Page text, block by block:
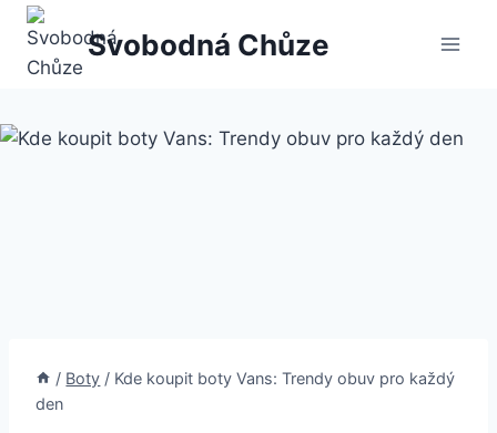
Přeskočit
obsah
Svobodná Chůze
/ Boty / Kde koupit boty Vans: Trendy obuv pro každý
den